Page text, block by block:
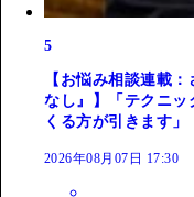
5
【お悩み相談連載
なし』】「テクニッ
くる方が引きます」
2026年08月07日 17:30